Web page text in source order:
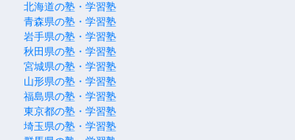
北海道の塾・学習塾
青森県の塾・学習塾
岩手県の塾・学習塾
秋田県の塾・学習塾
宮城県の塾・学習塾
山形県の塾・学習塾
福島県の塾・学習塾
東京都の塾・学習塾
埼玉県の塾・学習塾